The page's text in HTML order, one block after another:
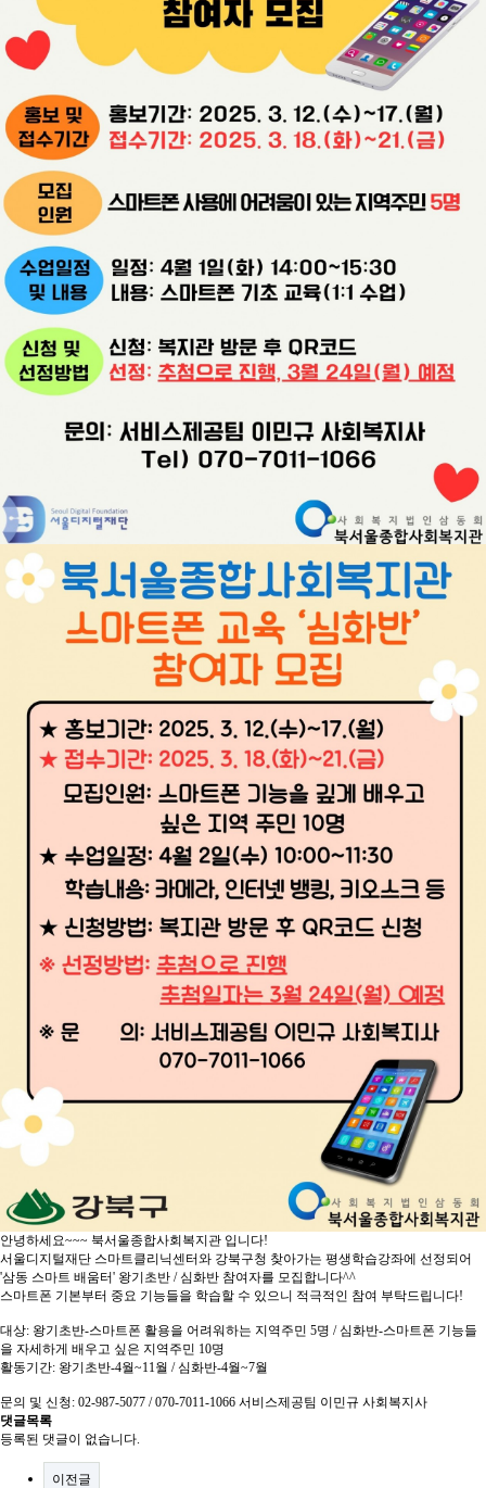
안녕하세요~~~ 북서울종합사회복지관 입니다!
서울디지털재단 스마트클리닉센터와 강북구청 찾아가는 평생학습강좌에 선정되어
'삼동 스마트 배움터' 왕기초반 / 심화반 참여자를 모집합니다^^
스마트폰 기본부터 중요 기능들을 학습할 수 있으니 적극적인 참여 부탁드립니다!
대상: 왕기초반-스마트폰 활용을 어려워하는 지역주민 5명 / 심화반-스마트폰 기능들
을 자세하게 배우고 싶은 지역주민 10명
활동기간: 왕기초반-4월~11월 / 심화반-4월~7월
문의 및 신청: 02-987-5077 / 070-7011-1066 서비스제공팀 이민규 사회복지사
댓글목록
등록된 댓글이 없습니다.
이전글